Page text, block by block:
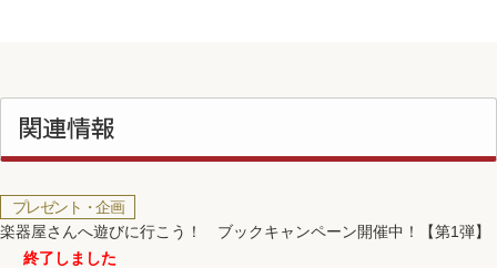
関連情報
プレゼント・企画
楽器屋さんへ遊びに行こう！ ブックキャンペーン開催中！【第1弾】
終了しました